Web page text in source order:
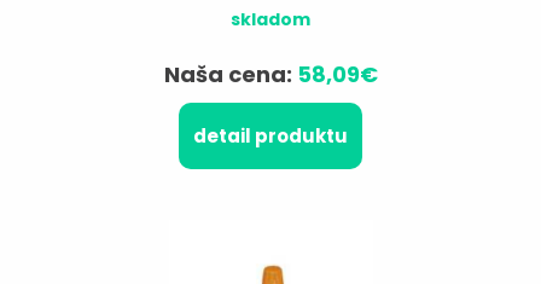
skladom
Naša cena: 58,09€
detail produktu